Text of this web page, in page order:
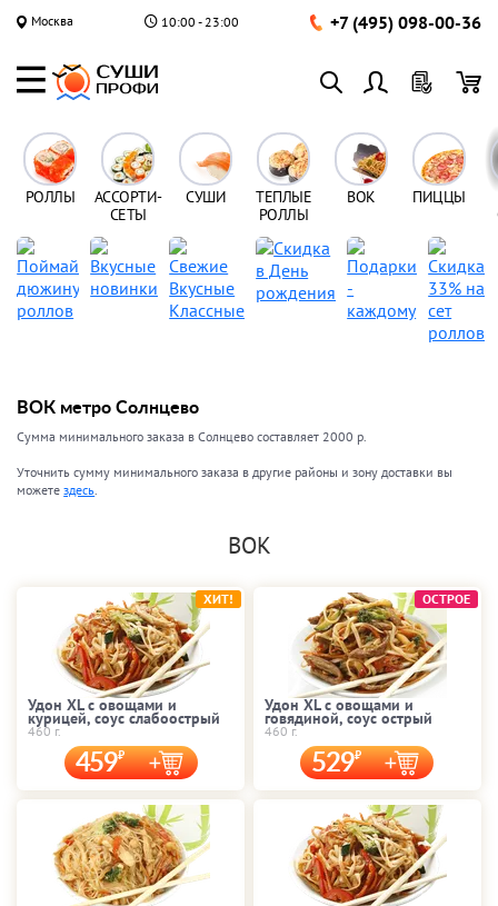
Москва 10:00 - 23:00 +7 (495) 098-00-36
РОЛЛЫ
АССОРТИ-
СЕТЫ
СУШИ
ТЕПЛЫЕ
РОЛЛЫ
ВОК ПИЦЦЫ
ВОК метро Солнцево
Сумма минимального заказа в Солнцево составляет 2000 р.
Уточнить сумму минимального заказа в другие районы и зону доставки вы
можетездесь.
ВОК
Удон XL с овощами и
курицей, соус слабоострый
460 г.
459
ХИТ!
Удон XL с овощами и
говядиной, соус острый
460 г.
529
ОСТРОЕ